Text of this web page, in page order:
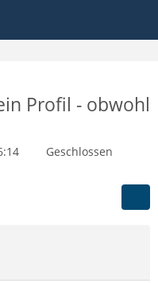
Profil - obwohl
Geschlossen